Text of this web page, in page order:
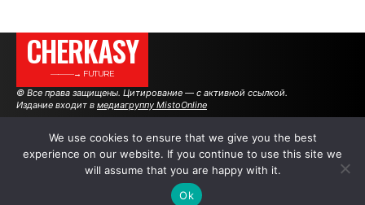
CHERKASY
———→ FUTURE
© Все права защищены. Цитирование — с активной ссылкой.
Издание входит в медиагруппу MistoOnline
АВТОРЫ РЕКЛАМА НА САЙТЕ
We use cookies to ensure that we give you the best
experience on our website. If you continue to use this site we
will assume that you are happy with it.
Ok